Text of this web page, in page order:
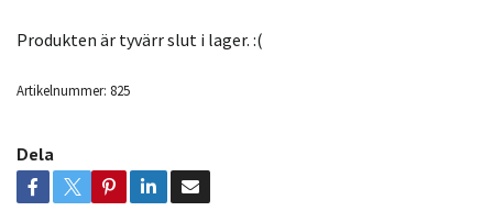
Produkten är tyvärr slut i lager. :(
Artikelnummer: 825
Dela